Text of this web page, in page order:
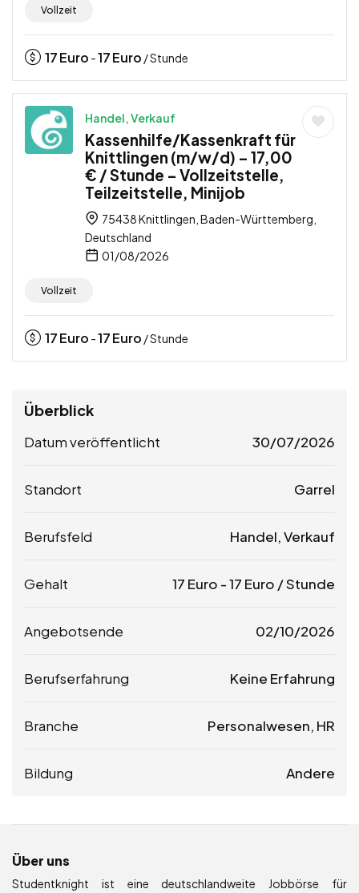
Vollzeit
17Euro -17Euro / Stunde
Handel, Verkauf
Kassenhilfe/Kassenkraft für
Knittlingen (m/w/d) – 17,00
€ / Stunde – Vollzeitstelle,
Teilzeitstelle, Minijob
75438 Knittlingen, Baden-Württemberg,
Deutschland
01/08/2026
Vollzeit
17Euro -17Euro / Stunde
Überblick
Datum veröffentlicht 30/07/2026
Standort Garrel
Berufsfeld Handel, Verkauf
Gehalt 17 Euro -17 Euro / Stunde
Angebotsende 02/10/2026
Berufserfahrung Keine Erfahrung
Branche Personalwesen, HR
Bildung Andere
Über uns
Studentknight ist eine deutschlandweite Jobbörse für